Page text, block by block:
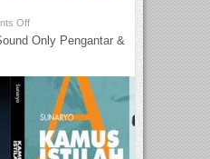
Off
Only Pengantar &